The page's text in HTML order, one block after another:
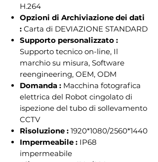
H.264
Opzioni di Archiviazione dei dati
: Carta di DEVIAZIONE STANDARD
Supporto personalizzato :
Supporto tecnico on-line, Il
marchio su misura, Software
reengineering, OEM, ODM
Domanda : Macchina fotografica
elettrica del Robot cingolato di
ispezione del tubo di sollevamento
CCTV
Risoluzione : 1920*1080/2560*1440
Impermeabile : IP68
impermeabile